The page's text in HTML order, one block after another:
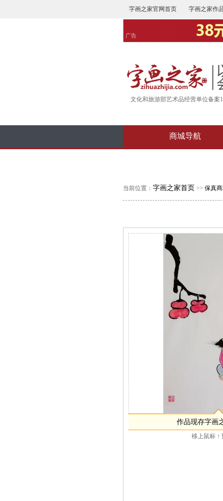
字画之家官网首页 字画之家作
广告
文化和旅游部艺术品经营单位备案
商城导航
当前位置： 字画之家首页 >> 保真
作品现存字画
移上鼠标 ↑